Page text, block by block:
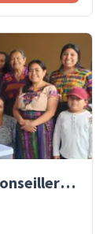
Les 5 pépites secrètes de nos conseillers voyage